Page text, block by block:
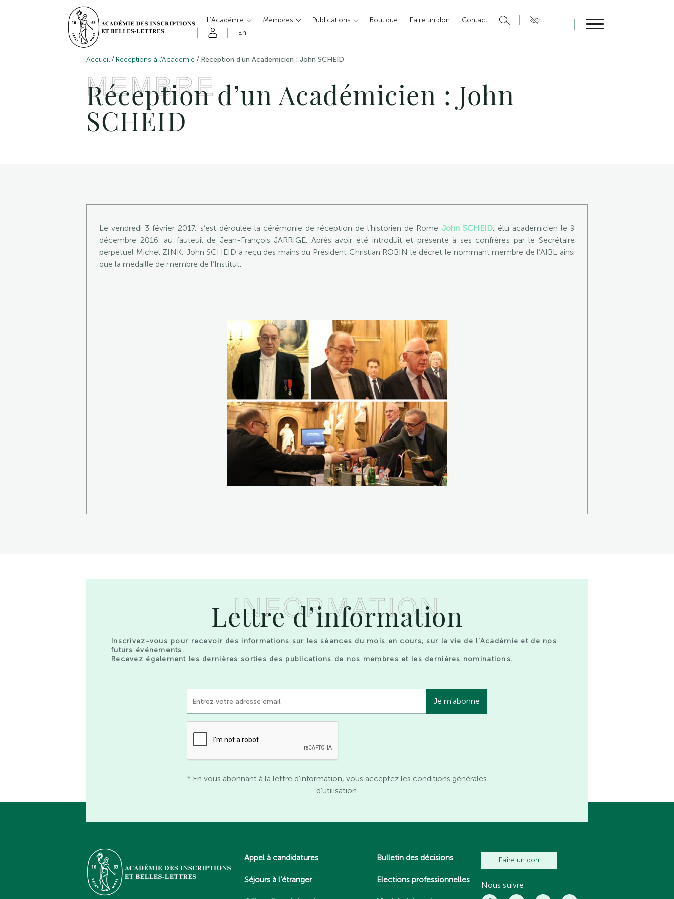
L’Académie Membres Publications Boutique Faire un don
Contact
En
Accueil / Réceptions à l'Académie / Réception d’un Académicien : John SCHEID
MEMBRE
Réception d’un Académicien : John
SCHEID
Le vendredi 3 février 2017, s’est déroulée la cérémonie de réception de l’historien de Rome John SCHEID, élu académicien le 9
décembre 2016, au fauteuil de Jean-François JARRIGE. Après avoir été introduit et présenté à ses confrères par le Secrétaire
perpétuel Michel ZINK, John SCHEID a reçu des mains du Président Christian ROBIN le décret le nommant membre de l’AIBL ainsi
que la médaille de membre de l’Institut.
INFORMATION
Lettre d’information
Inscrivez-vous pour recevoir des informations sur les séances du mois en cours, sur la vie de l’Académie et de nos
futurs événements.
Recevez également les dernières sorties des publications de nos membres et les dernières nominations.
* En vous abonnant à la lettre d’information, vous acceptez les conditions générales
d’utilisation.
Appel à candidatures
Séjours à l’étranger
Bulletin des décisions
Elections professionnelles
Faire un don
Nous suivre